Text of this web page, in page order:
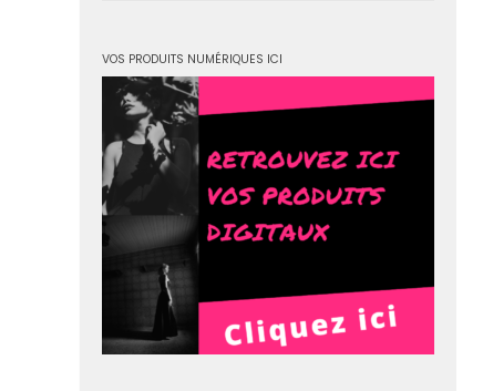
VOS PRODUITS NUMÉRIQUES ICI